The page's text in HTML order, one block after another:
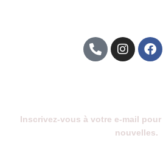
Inscrivez-vous à votre e-mail
nouvelles.